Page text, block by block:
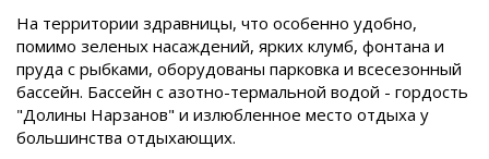
На территории здравницы, что особенно удобно,
помимо зеленых насаждений, ярких клумб, фонтана и
пруда с рыбками, оборудованы парковка и всесезонный
бассейн. Бассейн с азотно-термальной водой - гордость
"Долины Нарзанов" и излюбленное место отдыха у
большинства отдыхающих.